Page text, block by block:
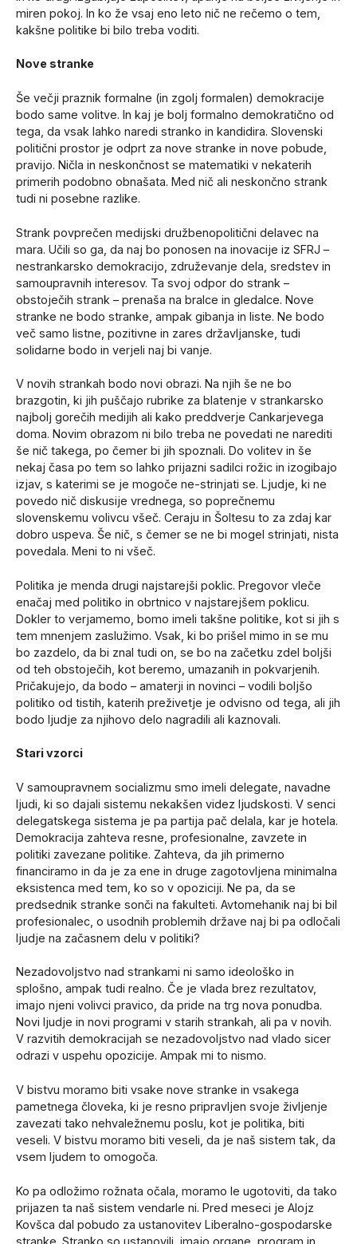
miren pokoj. In ko že vsaj eno leto nič ne rečemo o tem,
kakšne politike bi bilo treba voditi.
Nove stranke
Še večji praznik formalne (in zgolj formalen) demokracije
bodo same volitve. In kaj je bolj formalno demokratično od
tega, da vsak lahko naredi stranko in kandidira. Slovenski
politični prostor je odprt za nove stranke in nove pobude,
pravijo. Ničla in neskončnost se matematiki v nekaterih
primerih podobno obnašata. Med nič ali neskončno strank
tudi ni posebne razlike.
Strank povprečen medijski družbenopolitični delavec na
mara. Učili so ga, da naj bo ponosen na inovacije iz SFRJ –
nestrankarsko demokracijo, združevanje dela, sredstev in
samoupravnih interesov. Ta svoj odpor do strank –
obstoječih strank – prenaša na bralce in gledalce. Nove
stranke ne bodo stranke, ampak gibanja in liste. Ne bodo
več samo listne, pozitivne in zares državljanske, tudi
solidarne bodo in verjeli naj bi vanje.
V novih strankah bodo novi obrazi. Na njih še ne bo
brazgotin, ki jih puščajo rubrike za blatenje v strankarsko
najbolj gorečih medijih ali kako preddverje Cankarjevega
doma. Novim obrazom ni bilo treba ne povedati ne narediti
še nič takega, po čemer bi jih spoznali. Do volitev in še
nekaj časa po tem so lahko prijazni sadilci rožic in izogibajo
izjav, s katerimi se je mogoče ne-strinjati se. Ljudje, ki ne
povedo nič diskusije vrednega, so poprečnemu
slovenskemu volivcu všeč. Ceraju in Šoltesu to za zdaj kar
dobro uspeva. Še nič, s čemer se ne bi mogel strinjati, nista
povedala. Meni to ni všeč.
Politika je menda drugi najstarejši poklic. Pregovor vleče
enačaj med politiko in obrtnico v najstarejšem poklicu.
Dokler to verjamemo, bomo imeli takšne politike, kot si jih s
tem mnenjem zaslužimo. Vsak, ki bo prišel mimo in se mu
bo zazdelo, da bi znal tudi on, se bo na začetku zdel boljši
od teh obstoječih, kot beremo, umazanih in pokvarjenih.
Pričakujejo, da bodo – amaterji in novinci – vodili boljšo
politiko od tistih, katerih preživetje je odvisno od tega, ali jih
bodo ljudje za njihovo delo nagradili ali kaznovali.
Stari vzorci
V samoupravnem socializmu smo imeli delegate, navadne
ljudi, ki so dajali sistemu nekakšen videz ljudskosti. V senci
delegatskega sistema je pa partija pač delala, kar je hotela.
Demokracija zahteva resne, profesionalne, zavzete in
politiki zavezane politike. Zahteva, da jih primerno
financiramo in da je za ene in druge zagotovljena minimalna
eksistenca med tem, ko so v opoziciji. Ne pa, da se
predsednik stranke sonči na fakulteti. Avtomehanik naj bi bil
profesionalec, o usodnih problemih države naj bi pa odločali
ljudje na začasnem delu v politiki?
Nezadovoljstvo nad strankami ni samo ideološko in
splošno, ampak tudi realno. Če je vlada brez rezultatov,
imajo njeni volivci pravico, da pride na trg nova ponudba.
Novi ljudje in novi programi v starih strankah, ali pa v novih.
V razvitih demokracijah se nezadovoljstvo nad vlado sicer
odrazi v uspehu opozicije. Ampak mi to nismo.
V bistvu moramo biti vsake nove stranke in vsakega
pametnega človeka, ki je resno pripravljen svoje življenje
zavezati tako nehvaležnemu poslu, kot je politika, biti
veseli. V bistvu moramo biti veseli, da je naš sistem tak, da
vsem ljudem to omogoča.
Ko pa odložimo rožnata očala, moramo le ugotoviti, da tako
prijazen ta naš sistem vendarle ni. Pred meseci je Alojz
Kovšca dal pobudo za ustanovitev Liberalno-gospodarske
stranke. Stranko so ustanovili, imajo organe, program in